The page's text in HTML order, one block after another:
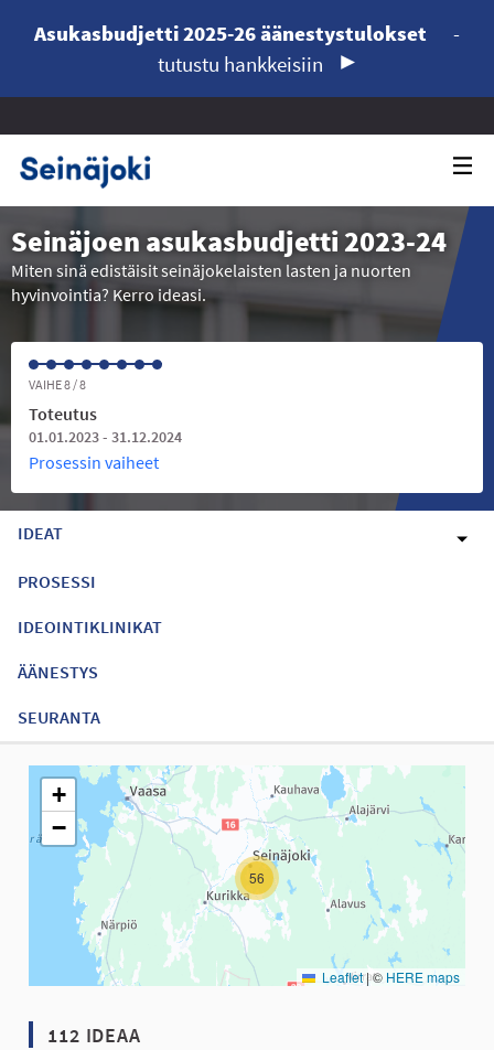
Asukasbudjetti 2025-26 äänestystulokset
-
tutustu hankkeisiin
Seinäjoen asukasbudjetti 2023-24
Miten sinä edistäisit seinäjokelaisten lasten ja nuorten
hyvinvointia? Kerro ideasi.
VAIHE 8 / 8
Toteutus
01.01.2023 - 31.12.2024
Prosessin vaiheet
IDEAT
PROSESSI
IDEOINTIKLINIKAT
ÄÄNESTYS
SEURANTA
Seuraavassa elementissä on kartta, joka esittää tämän
56
+
−
Leaflet |© HERE maps
112 IDEAA